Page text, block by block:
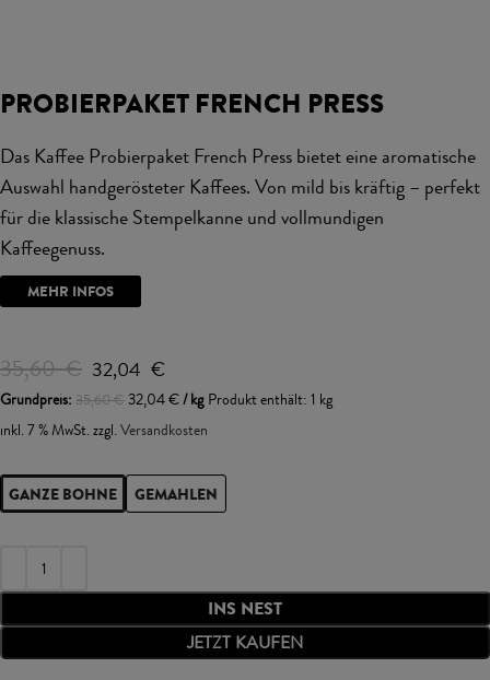
PROBIERPAKET FRENCH PRESS
Das Kaffee Probierpaket French Press bietet eine aromatische
Auswahl handgerösteter Kaffees. Von mild bis kräftig – perfekt
für die klassische Stempelkanne und vollmundigen
Kaffeegenuss.
MEHR INFOS
35,60€ 32,04 €
Grundpreis: 35,60€32,04€/kg Produkt enthält: 1 kg
inkl. 7 % MwSt. zzgl. Versandkosten
GANZE BOHNE GEMAHLEN
INS NEST
JETZT KAUFEN